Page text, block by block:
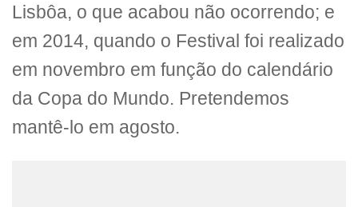
Lisbôa, o que acabou não ocorrendo; e
em 2014, quando o Festival foi realizado
em novembro em função do calendário
da Copa do Mundo. Pretendemos
mantê-lo em agosto.